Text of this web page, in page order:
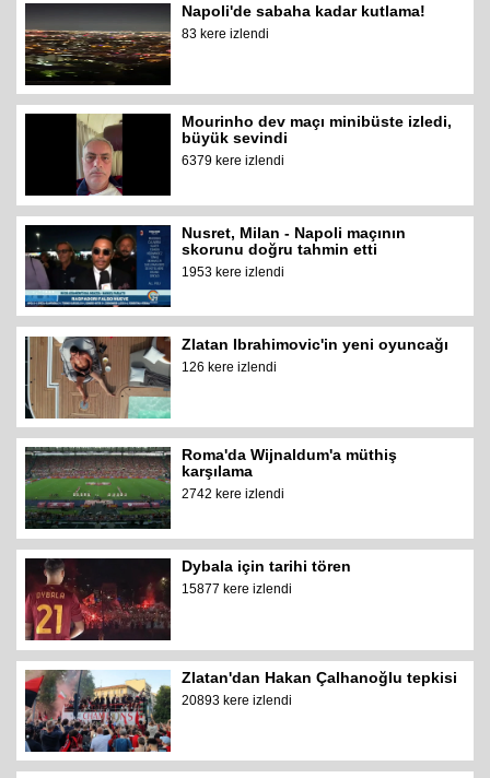
Napoli'de sabaha kadar kutlama!
83 kere izlendi
Mourinho dev maçı minibüste izledi,
büyük sevindi
6379 kere izlendi
Nusret, Milan - Napoli maçının
skorunu doğru tahmin etti
1953 kere izlendi
Zlatan Ibrahimovic'in yeni oyuncağı
126 kere izlendi
Roma'da Wijnaldum'a müthiş
karşılama
2742 kere izlendi
Dybala için tarihi tören
15877 kere izlendi
Zlatan'dan Hakan Çalhanoğlu tepkisi
20893 kere izlendi